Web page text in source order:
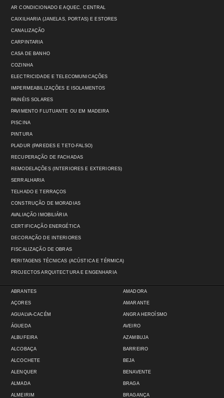
AR CONDICIONADO E AQUEC. CENTRAL
CAIXILHARIA (JANELAS, PORTAS) E ESTORES
CANALIZAÇÃO
CARPINTARIA
CASA DE BANHO
COZINHA
ELECTRICIDADE E TELECOMUNICAÇÕES
IMPERMEABILIZAÇÕES E ISOLAMENTOS
PAINÉIS SOLARES
PAVIMENTO FLUTUANTE OU EM MADEIRA
PISCINA
PINTURA
PLADUR (PAREDES E TETO-FALSO)
RECUPERAÇÃO DE FACHADAS
REMODELAÇÕES (INTERIORES E EXTERIORES)
SERRALHARIA
TELHADO E TERRAÇOS
CONSTRUÇÃO DE MORADIAS
AVALIAÇÃO IMOBILIÁRIA
CERTIFICAÇÃO ENERGÉTICA
DECORAÇÃO DE INTERIORES
FISCALIZAÇÃO DE OBRAS
PERITAGENS TÉCNICAS (ACÚSTICA E TÉRMICA)
PROJECTOS ARQUITECTURA E ENGENHARIA
ABRANTES
AÇORES
AGUALVA-CACÉM
ÁGUEDA
ALBUFEIRA
ALCOBAÇA
ALCOCHETE
ALENQUER
ALMADA
ALMEIRIM
AMADORA
AMARANTE
ANGRA HEROÍSMO
AVEIRO
AZAMBUJA
BARREIRO
BEJA
BENAVENTE
BRAGA
BRAGANÇA